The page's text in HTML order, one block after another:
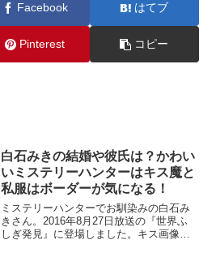
Facebook はてブ
Pinterest コピー
白石みきの結婚や彼氏は？かわい
いミステリーハンターはキス魔と
私服はボーダーが気になる！
ミステリーハンターでお馴染みの白石み
きさん。2016年8月27日放送の『世界ふ
しぎ発見』に登場しました。キス画像を